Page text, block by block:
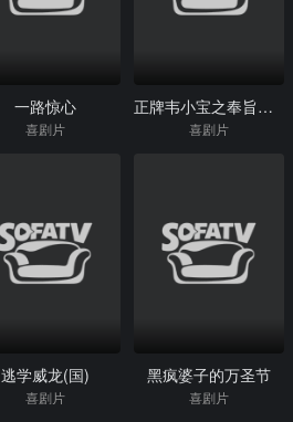
一路惊心
喜剧片
正牌韦小宝之奉旨沟女（粤）
喜剧片
逃学威龙(国)
喜剧片
黑疯婆子的万圣节
喜剧片